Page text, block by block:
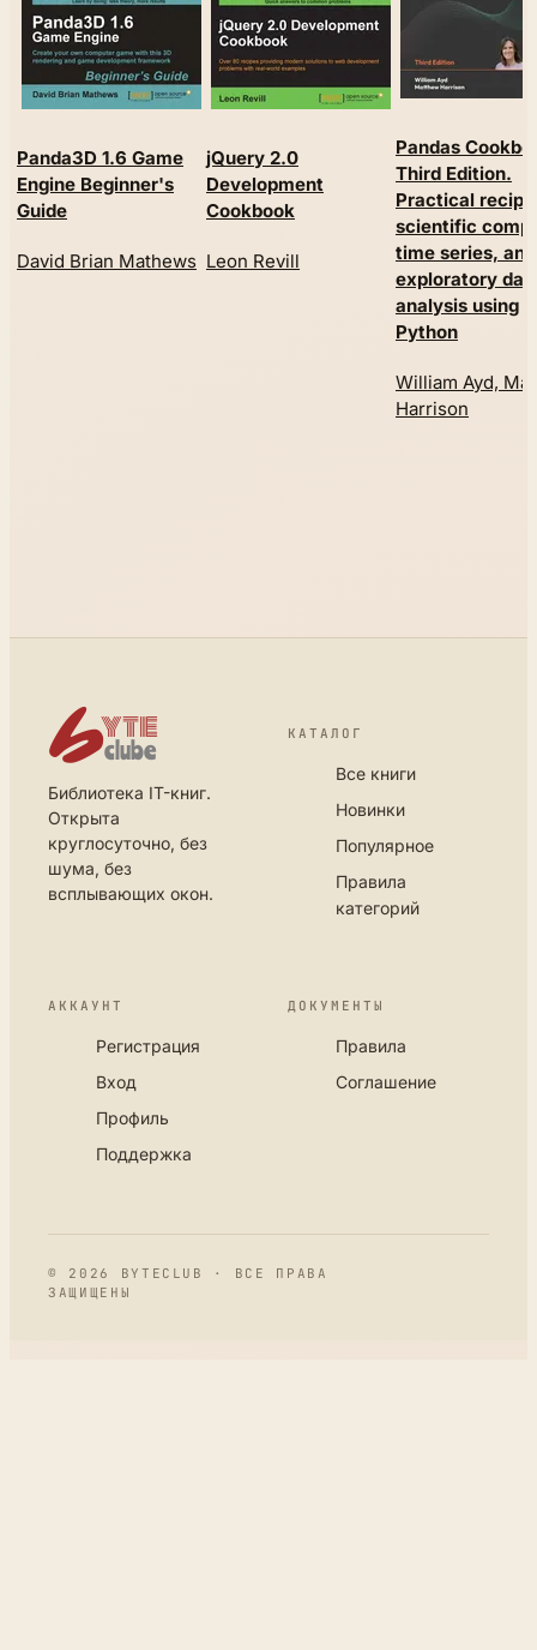
Panda3D 1.6 Game
Engine Beginner's
Guide
David Brian Mathews
jQuery 2.0
Development
Cookbook
Leon Revill
Pandas
Third Edition.
Practical
scientific
time series, and
exploratory
analysis using
Python
William Ayd,
Harrison
Библиотека IT-книг.
Открыта
круглосуточно, без
шума, без
всплывающих окон.
КАТАЛОГ
Все книги
Новинки
Популярное
Правила
категорий
АККАУНТ
Регистрация
Вход
Профиль
Поддержка
ДОКУМЕНТЫ
Правила
Соглашение
© 2026 BYTECLUB · ВСЕ ПРАВА
ЗАЩИЩЕНЫ